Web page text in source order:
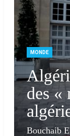
MONDE
des «
Bouchaib